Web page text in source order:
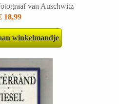
van Auschwitz
18,99
winkelmandje